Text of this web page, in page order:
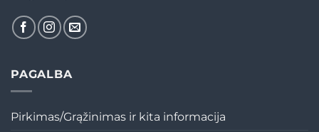
PAGALBA
Pirkimas/Grąžinimas ir kita informacija